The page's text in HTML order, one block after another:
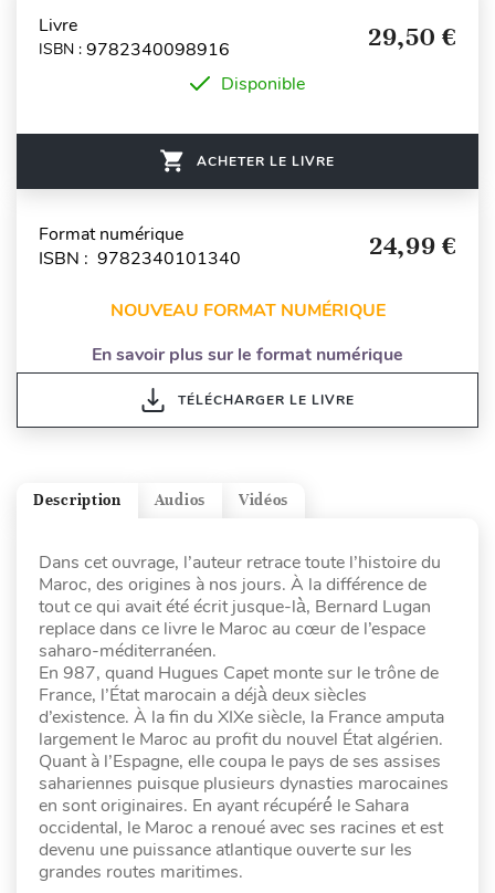
Livre
ISBN : 9782340098916 29,50 €
Disponible
ACHETER LE LIVRE
Format numérique
ISBN : 9782340101340
24,99 €
NOUVEAU FORMAT NUMÉRIQUE
En savoir plus sur le format numérique
TÉLÉCHARGER LE LIVRE
Vidéos
Audios
Description
Dans cet ouvrage, l’auteur retrace toute l’histoire du
Maroc, des origines à nos jours. À la différence de
tout ce qui avait été écrit jusque-là̀, Bernard Lugan
replace dans ce livre le Maroc au cœur de l’espace
saharo-méditerranéen.
En 987, quand Hugues Capet monte sur le trône de
France, l’État marocain a déjà̀ deux siècles
d’existence. À la fin du XIXe siècle, la France amputa
largement le Maroc au profit du nouvel État algérien.
Quant à l’Espagne, elle coupa le pays de ses assises
sahariennes puisque plusieurs dynasties marocaines
en sont originaires. En ayant récupéré́ le Sahara
occidental, le Maroc a renoué avec ses racines et est
devenu une puissance atlantique ouverte sur les
grandes routes maritimes.